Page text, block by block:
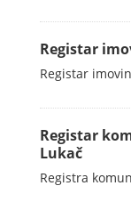
Registar
Registar
Registar
Lukač
Registra